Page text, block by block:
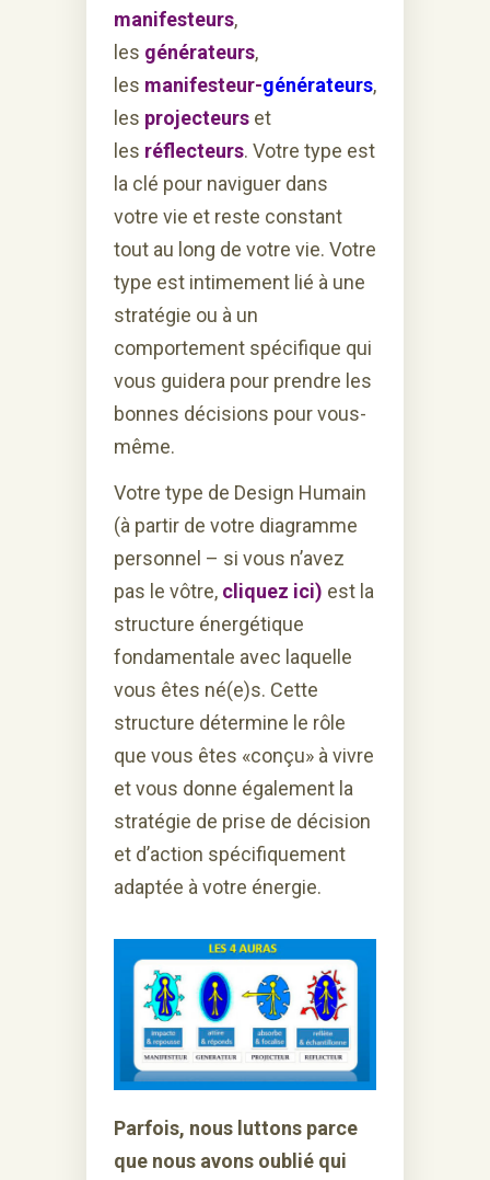
manifesteurs,
les générateurs,
les manifesteur-générateurs,
les projecteurs et
les réflecteurs. Votre type est
la clé pour naviguer dans
votre vie et reste constant
tout au long de votre vie. Votre
type est intimement lié à une
stratégie ou à un
comportement spécifique qui
vous guidera pour prendre les
bonnes décisions pour vous-
même.
Votre type de Design Humain
(à partir de votre diagramme
personnel – si vous n’avez
pas le vôtre, cliquez ici) est la
structure énergétique
fondamentale avec laquelle
vous êtes né(e)s. Cette
structure détermine le rôle
que vous êtes «conçu» à vivre
et vous donne également la
stratégie de prise de décision
et d’action spécifiquement
adaptée à votre énergie.
Parfois, nous luttons parce
que nous avons oublié qui